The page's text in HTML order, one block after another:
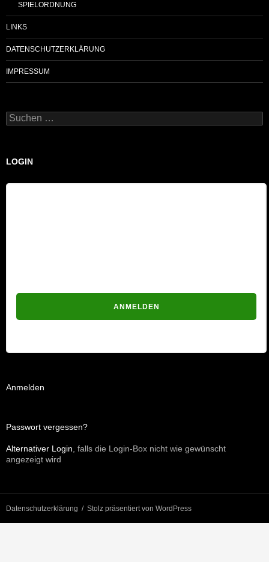
SPIELORDNUNG
LINKS
DATENSCHUTZERKLÄRUNG
IMPRESSUM
Suchen
nach:
LOGIN
Anmelden
Passwort vergessen?
Alternativer Login , falls die Login-Box nicht wie gewünscht
angezeigt wird
Datenschutzerklärung Stolz präsentiert von WordPress